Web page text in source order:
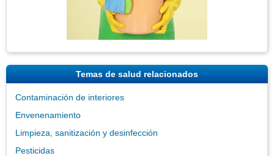
Temas de salud relacionados
Contaminación de interiores
Envenenamiento
Limpieza, sanitización y desinfección
Pesticidas